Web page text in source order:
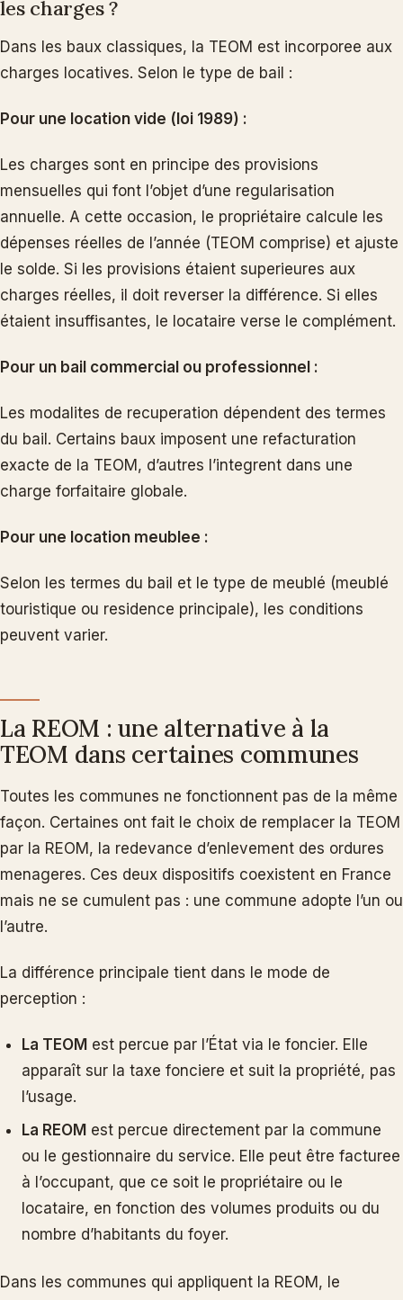
les charges ?
Dans les baux classiques, la TEOM est incorporee aux
charges locatives. Selon le type de bail :
Pour une location vide (loi 1989) :
Les charges sont en principe des provisions
mensuelles qui font l’objet d’une regularisation
annuelle. A cette occasion, le propriétaire calcule les
dépenses réelles de l’année (TEOM comprise) et ajuste
le solde. Si les provisions étaient superieures aux
charges réelles, il doit reverser la différence. Si elles
étaient insuffisantes, le locataire verse le complément.
Pour un bail commercial ou professionnel :
Les modalites de recuperation dépendent des termes
du bail. Certains baux imposent une refacturation
exacte de la TEOM, d’autres l’integrent dans une
charge forfaitaire globale.
Pour une location meublee :
Selon les termes du bail et le type de meublé (meublé
touristique ou residence principale), les conditions
peuvent varier.
La REOM : une alternative à la
TEOM dans certaines communes
Toutes les communes ne fonctionnent pas de la même
façon. Certaines ont fait le choix de remplacer la TEOM
par la REOM, la redevance d’enlevement des ordures
menageres. Ces deux dispositifs coexistent en France
mais ne se cumulent pas : une commune adopte l’un ou
l’autre.
La différence principale tient dans le mode de
perception :
La TEOM est percue par l’État via le foncier. Elle
apparaît sur la taxe fonciere et suit la propriété, pas
l’usage.
La REOM est percue directement par la commune
ou le gestionnaire du service. Elle peut être facturee
à l’occupant, que ce soit le propriétaire ou le
locataire, en fonction des volumes produits ou du
nombre d’habitants du foyer.
Dans les communes qui appliquent la REOM, le